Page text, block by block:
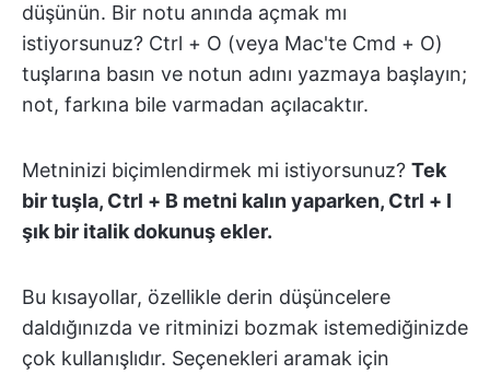
düşünün. Bir notu anında açmak mı
istiyorsunuz? Ctrl + O (veya Mac'te Cmd + O)
tuşlarına basın ve notun adını yazmaya başlayın;
not, farkına bile varmadan açılacaktır.
Metninizi biçimlendirmek mi istiyorsunuz? Tek
bir tuşla, Ctrl + B metni kalın yaparken, Ctrl + I
şık bir italik dokunuş ekler.
Bu kısayollar, özellikle derin düşüncelere
daldığınızda ve ritminizi bozmak istemediğinizde
çok kullanışlıdır. Seçenekleri aramak için